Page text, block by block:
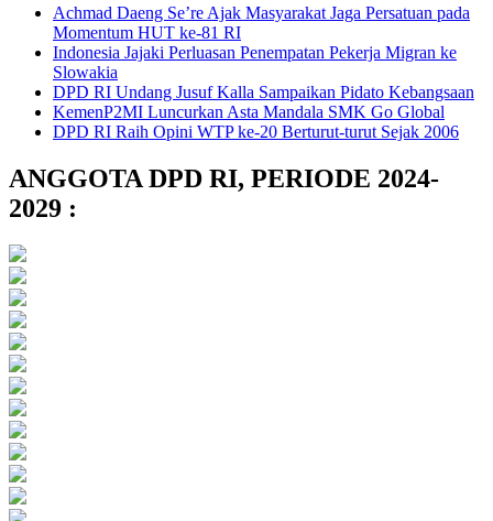
Achmad Daeng Se’re Ajak Masyarakat Jaga Persatuan pada
Momentum HUT ke-81 RI
Indonesia Jajaki Perluasan Penempatan Pekerja Migran ke
Slowakia
DPD RI Undang Jusuf Kalla Sampaikan Pidato Kebangsaan
KemenP2MI Luncurkan Asta Mandala SMK Go Global
DPD RI Raih Opini WTP ke-20 Berturut-turut Sejak 2006
ANGGOTA DPD RI, PERIODE 2024-
2029 :